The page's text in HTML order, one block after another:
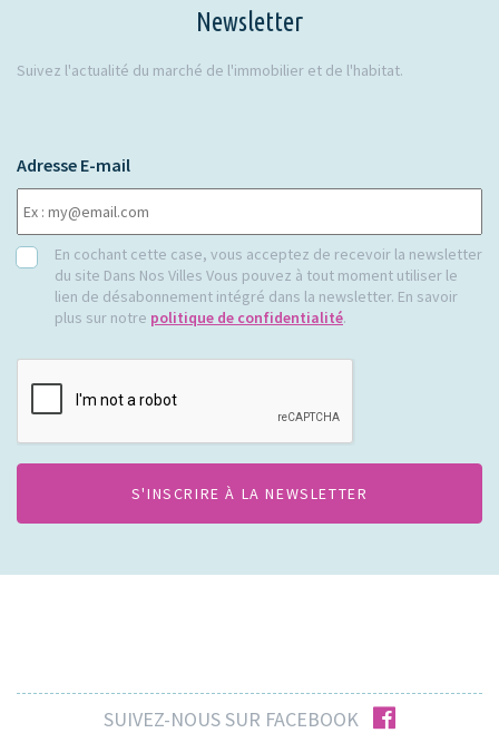
Newsletter
Suivez l'actualité du marché de l'immobilier et de l'habitat.
Adresse E-mail
RGPDEn cochant cette case, vous acceptez de recevoir la newsletter
du site Dans Nos Villes Vous pouvez à tout moment utiliser le
lien de désabonnement intégré dans la newsletter. En savoir
plus sur notre politique de confidentialité.
CAPTCHA
SUIVEZ-NOUS SUR FACEBOOK facebook